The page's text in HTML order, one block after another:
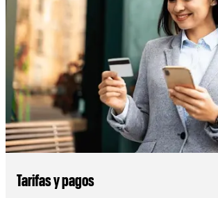
Tarifas y pagos